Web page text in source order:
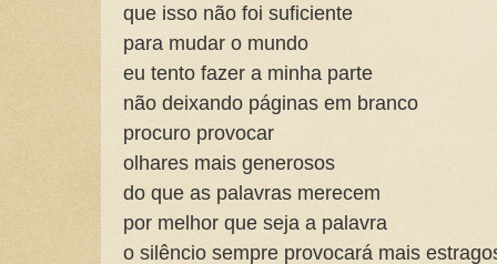
que isso não foi suficiente
para mudar o mundo
eu tento fazer a minha parte
não deixando páginas em branco
procuro provocar
olhares mais generosos
do que as palavras merecem
por melhor que seja a palavra
o silêncio sempre provocará mais